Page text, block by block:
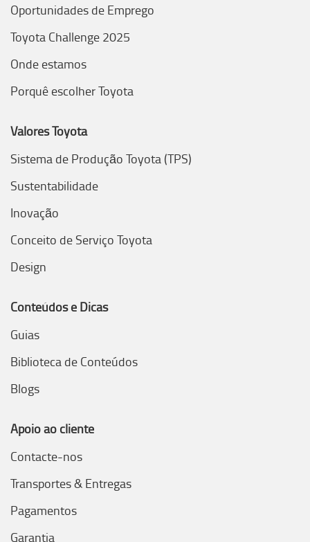
Oportunidades de Emprego
Toyota Challenge 2025
Onde estamos
Porquê escolher Toyota
Valores Toyota
Sistema de Produção Toyota (TPS)
Sustentabilidade
Inovação
Conceito de Serviço Toyota
Design
Conteúdos e Dicas
Guias
Biblioteca de Conteúdos
Blogs
Apoio ao cliente
Contacte-nos
Transportes & Entregas
Pagamentos
Garantia